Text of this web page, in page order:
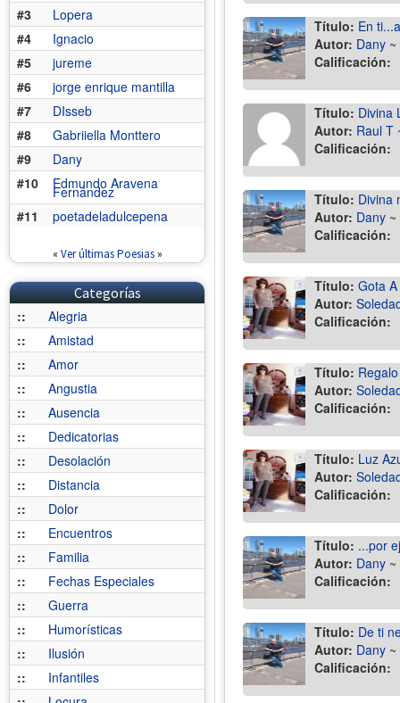
#3
Lopera
#4
Ignacio
#5
jureme
#6
jorge enrique mantilla
#7
DIsseb
#8
Gabriiella Monttero
#9
Dany
#10
Edmundo Aravena
Fernández
#11
poetadeladulcepena
« Ver últimas Poesias»
Categorías
::
Alegria
::
Amistad
::
Amor
::
Angustia
::
Ausencia
::
Dedicatorias
::
Desolación
::
Distancia
::
Dolor
::
Encuentros
::
Familia
::
Fechas Especiales
::
Guerra
::
Humorísticas
::
Ilusión
::
Infantiles
Título: En
Autor: Dany ~
Calificación:
Título: Divina
Autor: Raul T
Calificación:
Título: Divina
Autor: Dany ~
Calificación:
Título: Gota
Autor:
Calificación:
Título:
Autor:
Calificación:
Título: Luz
Autor:
Calificación:
Título: ...por
Autor: Dany ~
Calificación:
Título: De ti
Autor: Dany ~
Calificación: